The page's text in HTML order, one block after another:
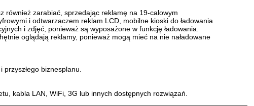
również zarabiać, sprzedając reklamę na 19-calowym
i odtwarzaczem reklam LCD, mobilne kioski do ładowania
i zdjęć, ponieważ są wyposażone w funkcję ładowania.
oglądają reklamy, ponieważ mogą mieć na nie naładowane
biznesplanu.
kabla LAN, WiFi, 3G lub innych dostępnych rozwiązań.